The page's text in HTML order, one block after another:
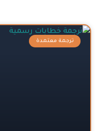
ترجمة معتمدة
Page